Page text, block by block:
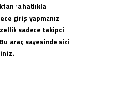
rahatlıkla
giriş yapmanız
sadece takipci
araç sayesinde sizi